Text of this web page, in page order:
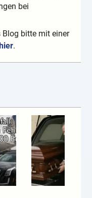
bei
Blog bitte mit einer
hier.